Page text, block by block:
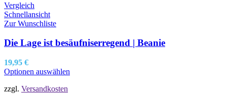
Vergleich
Schnellansicht
Zur Wunschliste
Die Lage ist besäufniserregend | Beanie
19,95 €
Optionen auswählen
zzgl. Versandkosten